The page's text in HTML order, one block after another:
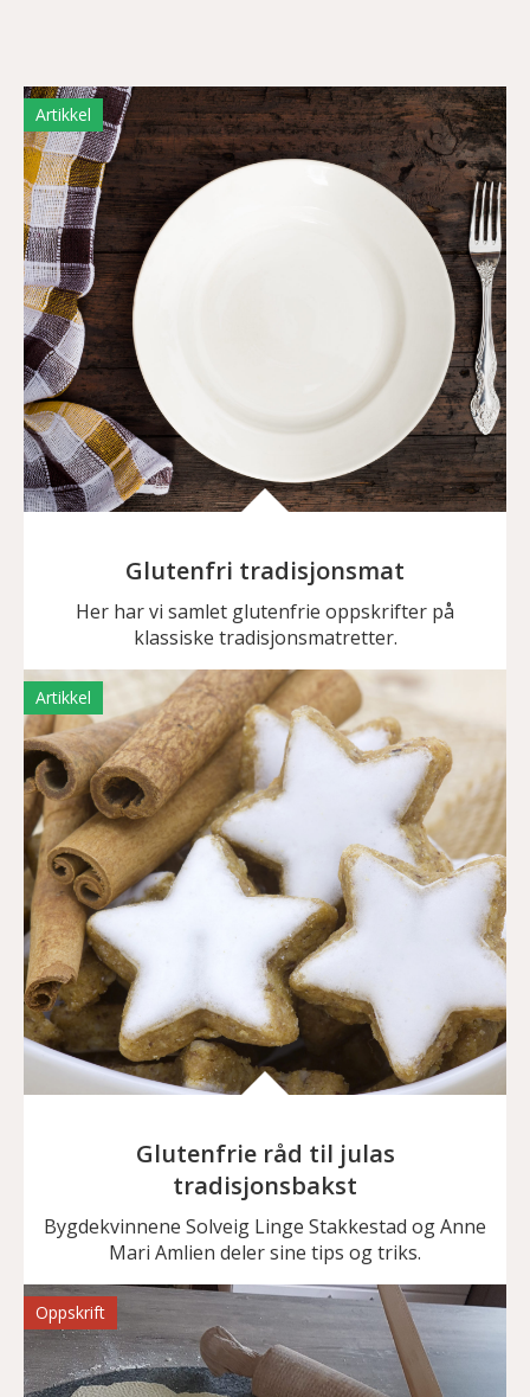
Artikkel
Glutenfri tradisjonsmat
Her har vi samlet glutenfrie oppskrifter på
klassiske tradisjonsmatretter.
Artikkel
Glutenfrie råd til julas
tradisjonsbakst
Bygdekvinnene Solveig Linge Stakkestad og Anne
Mari Amlien deler sine tips og triks.
Oppskrift